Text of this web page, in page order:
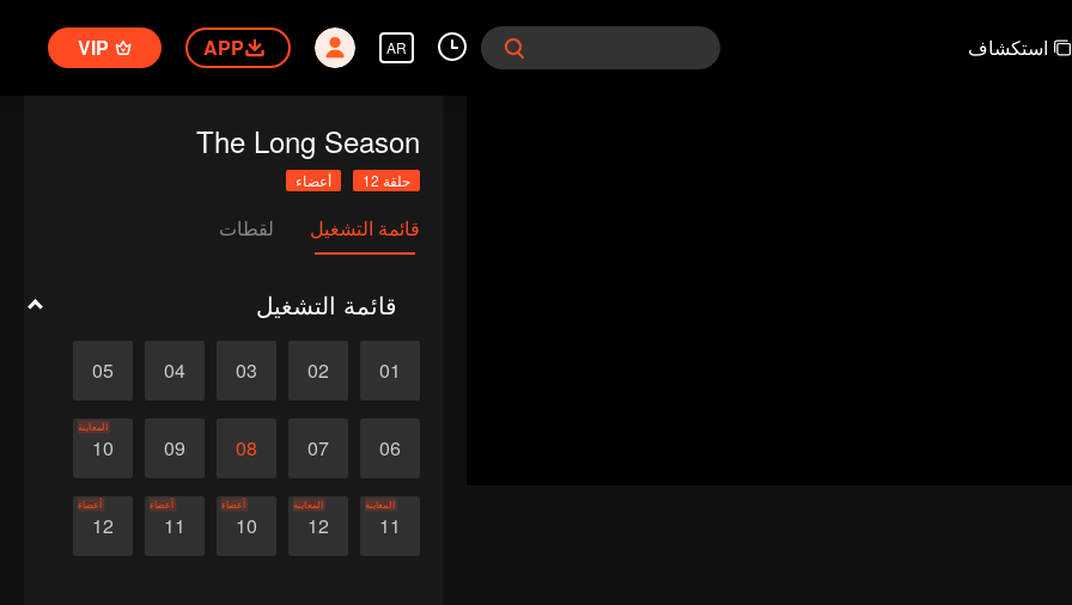
استكشاف AR
APP
VIP
The Long Season
حلقة 12 أعضاء
قائمة التشغيل لقطات
قائمة التشغيل
01
02
03
04
05
06
07
08
09
10
المعاينة
11
المعاينة
12
المعاينة
10
أعضاء
11
أعضاء
12
أعضاء